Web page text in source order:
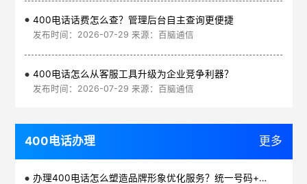
400电话话费怎么查？管理后台自主查询更便捷
发布时间：2026-07-29 来源：百脑通信
400电话怎么从客服工具升级为企业竞争利器？
发布时间：2026-07-29 来源：百脑通信
400电话办理 更多
办理400电话怎么塑造品牌形象优化服务？统一号码+智能管理平台